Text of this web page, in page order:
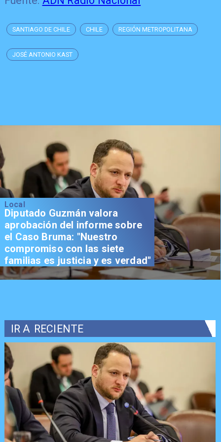
SANTIAGO DE CHILE CHILE REGIÓN METROPOLITANA
JOSÉ ANTONIO KAST
Local
Diputado Guzmán valora
aprobación del informe sobre
el Caso Bruma: "Nuestro
compromiso con las siete
familias es justicia y es verdad"
IR A RECIENTE